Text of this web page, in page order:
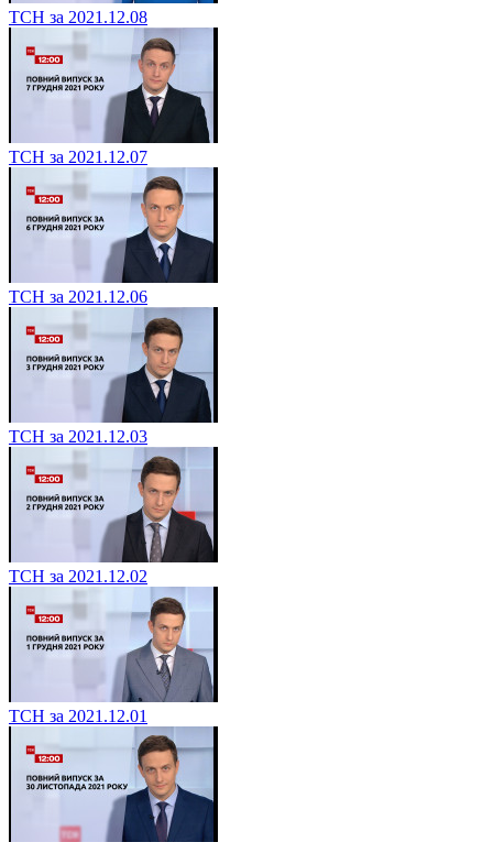
ТСН за 2021.12.08
ТСН за 2021.12.07
ТСН за 2021.12.06
ТСН за 2021.12.03
ТСН за 2021.12.02
ТСН за 2021.12.01